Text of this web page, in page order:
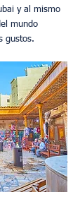
y al mismo
mundo
gustos.